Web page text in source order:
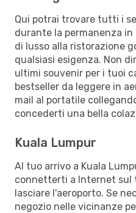
Qui potrai trovare tutti i
durante la permanenza in
di lusso alla ristorazione
qualsiasi esigenza. Non
ultimi souvenir per i tuoi
bestseller da leggere in
mail al portatile
concederti una bella
Kuala Lumpur
Al tuo arrivo a Kuala
connetterti a Internet sul
lasciare l'aeroporto. Se
negozio nelle vicinanze